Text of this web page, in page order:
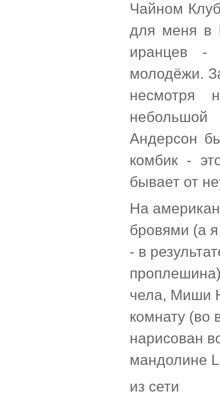
Чайном
для меня в
иранцев -
молодёжи.
несмотря
Андерсон
комбик -
бывает от
На
бровями (а
- в
чела, Миши
комнату (во
нарисован
мандолине
из сети